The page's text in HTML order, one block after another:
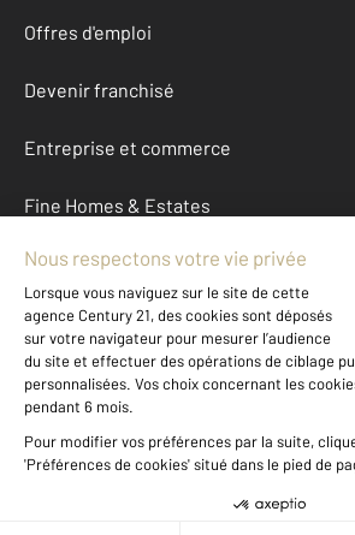
Offres d'emploi
Devenir franchisé
Entreprise et commerce
Fine Homes & Estates
À propos
International
Nous contacter
Données personnelles